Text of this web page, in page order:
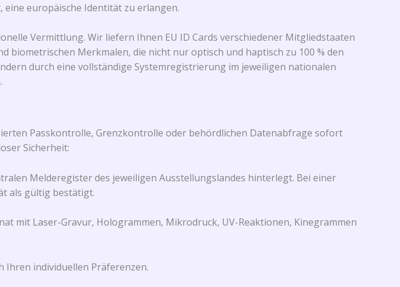
eine europäische Identität zu erlangen.
Vermittlung. Wir liefern Ihnen EU ID Cards verschiedener Mitgliedstaaten
biometrischen Merkmalen, die nicht nur optisch und haptisch zu 100 % den
durch eine vollständige Systemregistrierung im jeweiligen nationalen
Passkontrolle, Grenzkontrolle oder behördlichen Datenabfrage sofort
Sicherheit:
Melderegister des jeweiligen Ausstellungslandes hinterlegt. Bei einer
als gültig bestätigt.
mit Laser-Gravur, Hologrammen, Mikrodruck, UV-Reaktionen, Kinegrammen
Ihren individuellen Präferenzen.